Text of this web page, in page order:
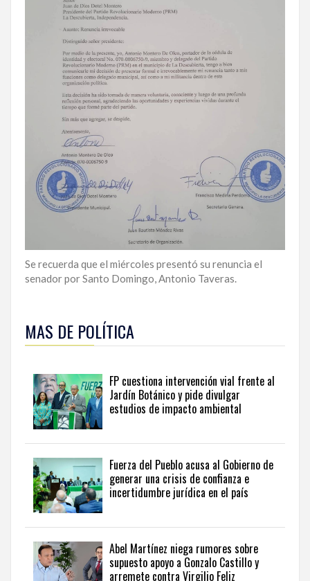
Se recuerda que el miércoles presentó su renuncia el
senador por Santo Domingo, Antonio Taveras.
análisis
más
de
actualidad
institucional
gubernamental
en
Dominican
politics
and
government
news.
MAS DE POLÍTICA
FP cuestiona intervención vial frente al
Jardín Botánico y pide divulgar
estudios de impacto ambiental
Fuerza del Pueblo acusa al Gobierno de
generar una crisis de confianza e
incertidumbre jurídica en el país
Abel Martínez niega rumores sobre
supuesto apoyo a Gonzalo Castillo y
arremete contra Virgilio Feliz